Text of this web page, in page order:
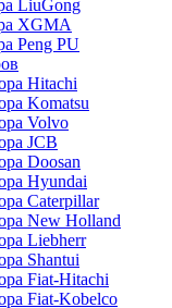
LiuGong
XGMA
Peng PU
Hitachi
Komatsu
Volvo
JCB
Doosan
Hyundai
Caterpillar
New Holland
Liebherr
Shantui
Fiat-Hitachi
Fiat-Kobelco